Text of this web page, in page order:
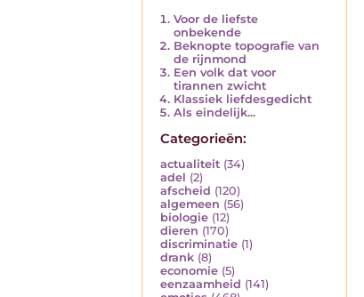
Voor de liefste
onbekende
Beknopte topografie van
de rijnmond
Een volk dat voor
tirannen zwicht
Klassiek liefdesgedicht
Als eindelijk...
Categorieën:
actualiteit (34)
adel (2)
afscheid (120)
algemeen (56)
biologie (12)
dieren (170)
discriminatie (1)
drank (8)
economie (5)
eenzaamheid (141)